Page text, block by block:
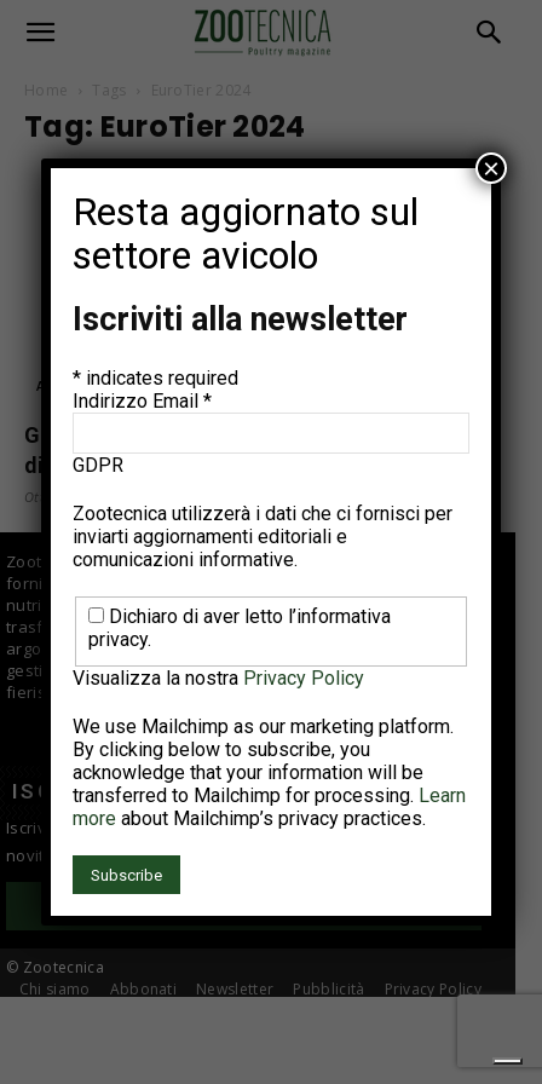
Home Tags EuroTier 2024
Tag: EuroTier 2024
Aziende
GIORDANO presenta HCS ProLife® un punto
di svolta nell’alimentazione precoce dei...
Ottobre 4, 2024
Zootecnica.it è il sito specializzato sul settore avicolo che
fornisce informazioni di qualità per aziende di selezione,
nutrizionisti, veterinari, allevatori e centri di macellazione e
trasformazione. Offre approfondimenti e articoli su vari
argomenti fra cui tendenze di mercato, buone pratiche di
gestione e suggerimenti tecnici; si occupa anche di eventi
fieristici, reportage e interviste ad aziende del comparto.
ISCRIVITI ALLA NEWSLETTER
Iscriviti alla newsletter per essere sempre informato sulle
novità del settore avicolo!
© Zootecnica
Chi siamo
Abbonati Newsletter Pubblicità Privacy Policy
Resta aggiornato sul
settore avicolo
Iscriviti alla newsletter
* indicates required
Indirizzo Email *
GDPR
Zootecnica utilizzerà i dati che ci fornisci per
inviarti aggiornamenti editoriali e
comunicazioni informative.
Dichiaro di aver letto l’informativa
privacy.
Visualizza la nostra Privacy Policy
We use Mailchimp as our marketing platform.
By clicking below to subscribe, you
acknowledge that your information will be
transferred to Mailchimp for processing. Learn
more about Mailchimp’s privacy practices.
×